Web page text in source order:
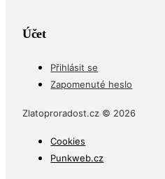
Účet
Přihlásit se
Zapomenuté heslo
Zlatoproradost.cz © 2026
Cookies
Punkweb.cz